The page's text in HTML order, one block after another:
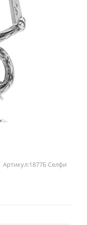
Артикул:1877Б Селфи